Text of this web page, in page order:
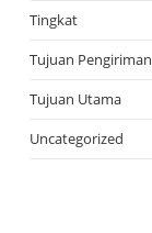
Tingkat
Tujuan Pengiriman
Tujuan Utama
Uncategorized